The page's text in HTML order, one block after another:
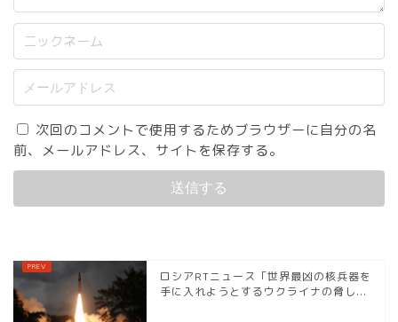
次回のコメントで使用するためブラウザーに自分の名
前、メールアドレス、サイトを保存する。
ロシアRTニュース「世界最凶の核兵器を
手に入れようとするウクライナの脅し...